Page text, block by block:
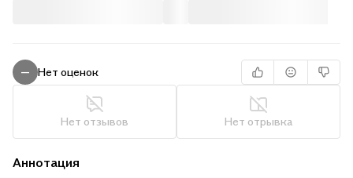
— Нет оценок
Нет отзывов Нет отрывка
Аннотация